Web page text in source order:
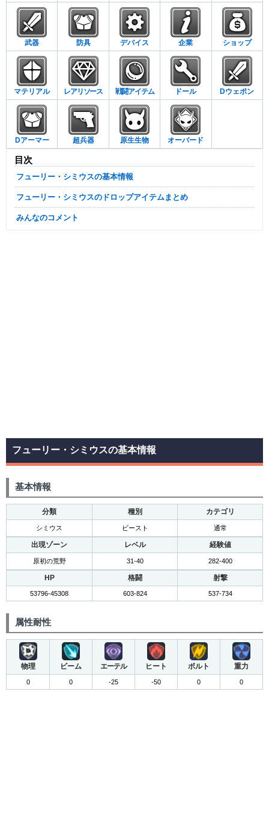
武器 防具 デバイス 企業 ショップ
マテリアル レアリソース 戦闘アイテム ドール Dウェポン
Dアーマー 超兵器 原生生物 オーバード
目次
フューリー・シミウスの基本情報
フューリー・シミウスのドロップアイテムまとめ
みんなのコメント
フューリー・シミウスの基本情報
基本情報
分類 種別 カテゴリ
シミウス ビースト 通常
出現ゾーン レベル 経験値
原初の荒野 31-40 282-400
HP 格闘 射撃
53796-45308 603-824 537-734
属性耐性
物理 ビーム エーテル ヒート ボルト 重力
0 0 -25 -50 0 0